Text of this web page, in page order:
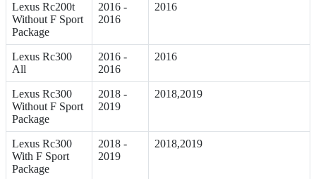
Lexus Rc200t
Without F Sport
Package
2016 -
2016
2016
Lexus Rc300
All
2016 -
2016
2016
Lexus Rc300
Without F Sport
Package
2018 -
2019
2018,2019
Lexus Rc300
With F Sport
Package
2018 -
2019
2018,2019